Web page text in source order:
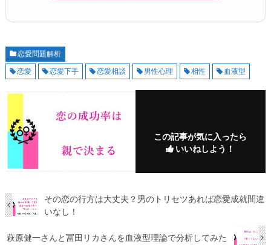
恋愛問題解析
恋愛
恋愛下手 恋愛相談 男性心理 相性 血液型
この記事が気に入ったら
いいねしよう！
その恋の行方は大丈夫？男のトリセツあれば恋愛成就間違
いなし！
萩原健一さんと冨田リカさんを血液型理論で分析してみた